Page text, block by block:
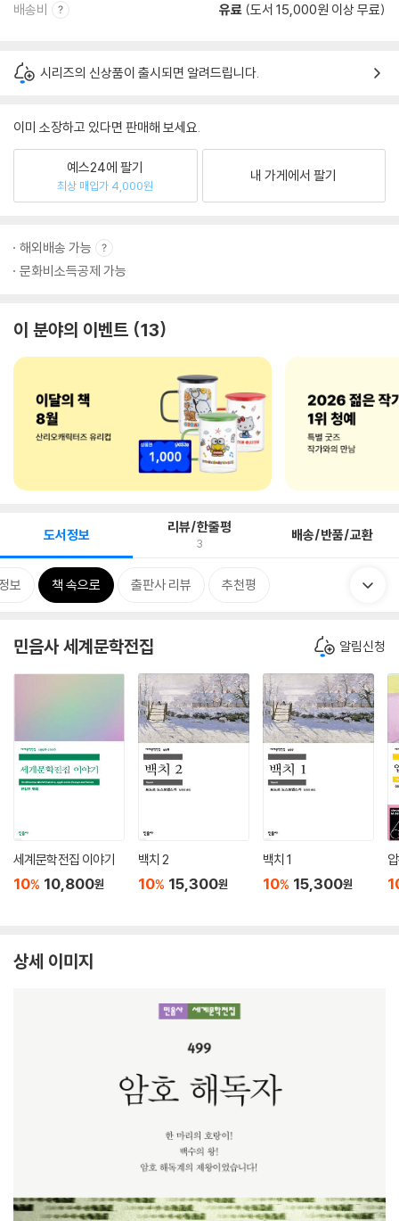
배송비 유료 (도서 15,000원 이상 무료)
시리즈의 신상품이 출시되면 알려드립니다.
이미 소장하고 있다면 판매해 보세요.
예스24에 팔기
최상 매입가 4,000원
내 가게에서 팔기
해외배송 가능
문화비소득공제 가능
이 분야의 이벤트 13
도서정보 리뷰/한줄평
3 배송/반품/교환
보 책 속으로 출판사 리뷰 추천평
민음사 세계문학전집 알림신청
세계문학전집 이야기
10% 10,800원
백치 2
10% 15,300원
백치 1
10% 15,300원
상세 이미지